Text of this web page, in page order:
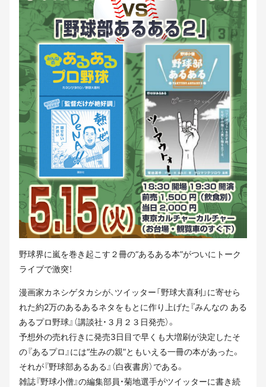
野球界に嵐を巻き起こす２冊の“あるある本”がついにトーク
ライブで激突！
漫画家カネシゲタカシが、ツイッター「野球大喜利」に寄せら
れた約2万のあるあるネタをもとに作り上げた『みんなの ある
あるプロ野球』（講談社・３月２３日発売）。
予想外の売れ行きに発売3日目で早くも大増刷が決定したそ
の『あるプロ』には“生みの親”ともいえる一冊の本があった。
それが『野球部あるある』（白夜書房）である。
雑誌『野球小僧』の編集部員・菊地選手がツイッターに書き続